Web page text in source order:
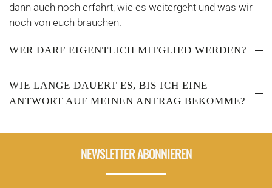
dann auch noch erfahrt, wie es weitergeht und was wir
noch von euch brauchen.
WER DARF EIGENTLICH MITGLIED WERDEN?
WIE LANGE DAUERT ES, BIS ICH EINE
ANTWORT AUF MEINEN ANTRAG BEKOMME?
NEWSLETTER ABONNIEREN